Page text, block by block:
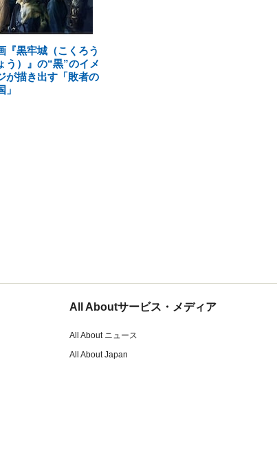
『黒牢城（こくろう
う）』の“黒”のイメ
が描き出す「敗者の
」
All Aboutサービス・メディア
All About ニュース
All About Japan